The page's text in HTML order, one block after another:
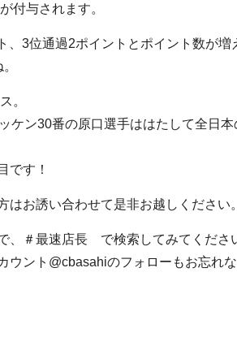
付与されます。
3位通過2ポイントとポイント数が増
。
ケン30番の原口選手ははたして全日
です！
お誘い合わせて是非お越しください。
、＃最速店長 で検索してみてくださ
ント@cbasahiのフォローもお忘れな